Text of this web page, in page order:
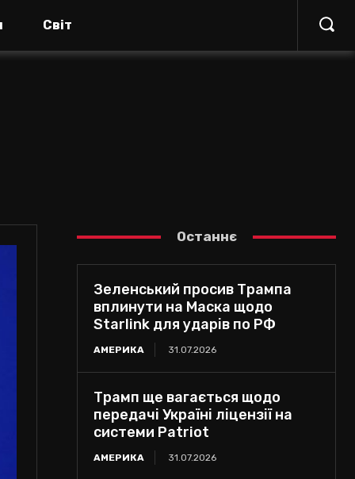
Світ
Останнє
Зеленський просив Трампа
вплинути на Маска щодо
Starlink для ударів по РФ
АМЕРИКА 31.07.2026
Трамп ще вагається щодо
передачі Україні ліцензії на
системи Patriot
АМЕРИКА 31.07.2026